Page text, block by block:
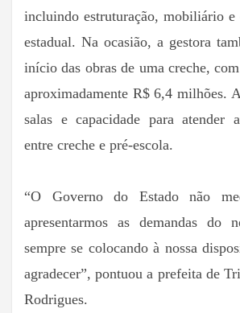
incluindo estruturação, mobiliário e
estadual. Na ocasião, a gestora
início das obras de uma creche,
aproximadamente R$ 6,4 milhões.
salas e capacidade para atender
entre creche e pré-escola.
“O Governo do Estado não
apresentarmos as demandas do
sempre se colocando à nossa
agradecer”, pontuou a prefeita de
Rodrigues.